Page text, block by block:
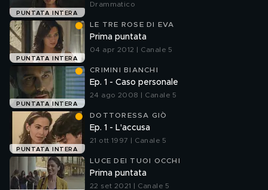
PUNTATA INTERA
Drammatico
PUNTATA INTERA
LE TRE ROSE DI EVA
Prima puntata
04 apr 2012 | Canale 5
PUNTATA INTERA
CRIMINI BIANCHI
Ep. 1 - Caso personale
24 ago 2008 | Canale 5
PUNTATA INTERA
DOTTORESSA GIÒ
Ep. 1 - L'accusa
21 ott 1997 | Canale 5
LUCE DEI TUOI OCCHI
Prima puntata
22 set 2021 | Canale 5